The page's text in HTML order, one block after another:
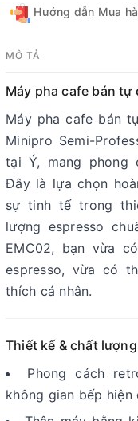
Hướng dẫn Mua
MÔ TẢ
Máy pha cafe bán tự
Máy pha cafe bán
Minipro Semi-
tại Ý, mang phong
Đây là lựa chọn
sự tinh tế trong
lượng espresso
EMC02, bạn vừa
espresso, vừa có
thích cá nhân.
Thiết kế & chất
Phong cách
không gian bếp